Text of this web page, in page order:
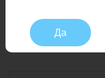
Да
Влагоизоляция
24H